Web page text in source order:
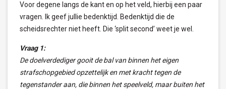
Voor degene langs de kant en op het veld, hierbij een paar
vragen. Ik geef jullie bedenktijd. Bedenktijd die de
scheidsrechter niet heeft. Die ‘split second’ weet je wel.
Vraag 1:
De doelverdediger gooit de bal van binnen het eigen
strafschopgebied opzettelijk en met kracht tegen de
tegenstander aan, die binnen het speelveld, maar buiten het